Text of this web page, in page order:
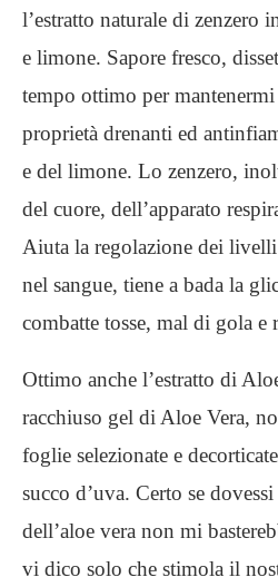
l’estratto naturale di zenzero
e limone. Sapore fresco,
tempo ottimo per
proprietà drenanti ed
e del limone. Lo zenzero,
del cuore, dell’apparato
Aiuta la regolazione dei
nel sangue, tiene a bada la
combatte tosse, mal di gola e
Ottimo anche l’estratto di
racchiuso gel di Aloe Vera,
foglie selezionate e
succo d’uva. Certo se
dell’aloe vera non mi
vi dico solo che stimola il